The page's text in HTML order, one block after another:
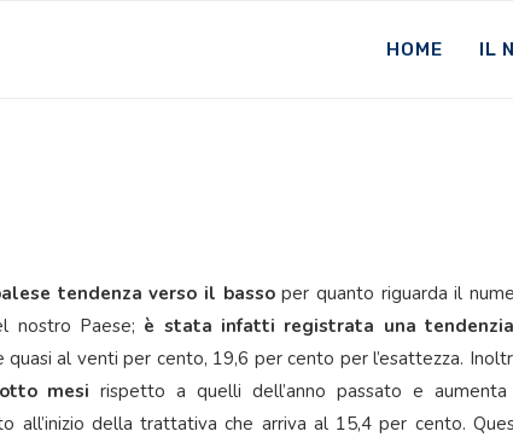
HOME IL
tendenza verso il bassoper quanto riguarda il
nostro Paese; è stata infatti registrata una
quasi al venti per cento, 19,6 per cento per l’esattezza.
mesi rispetto a quelli dell’anno passato e
all’inizio della trattativa che arriva al 15,4 per cento.